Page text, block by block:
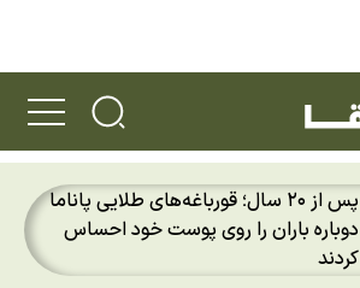
۱۰ عکس برتر حیات وحش سال ۲۰۲۶؛
تصویر تقابل یک افعی با مرغ مگس‌خوار
برترین عکس سال ۲۰۲۶ شد